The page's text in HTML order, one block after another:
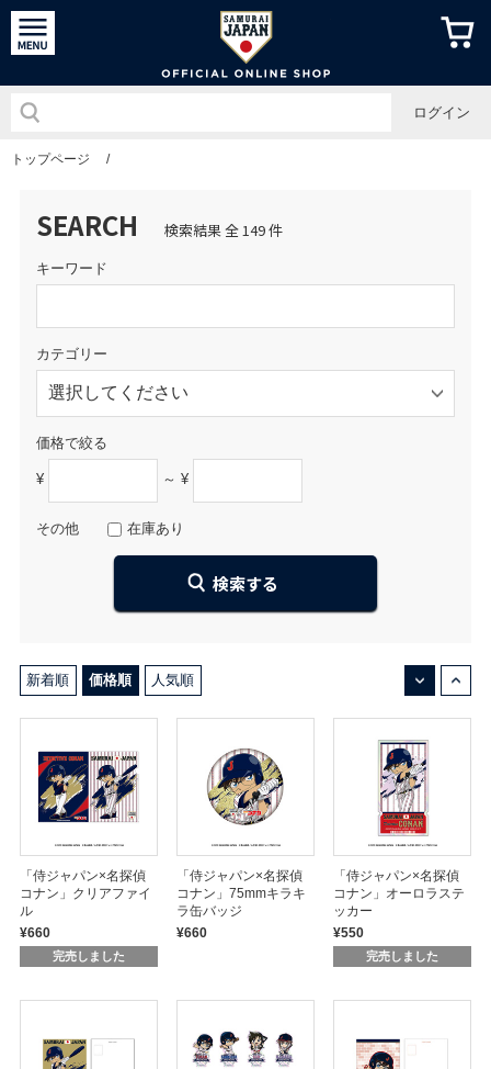
侍ジャパ
ログイン
トップページ /
SEARCH 検索結果 全 149 件
キーワード
カテゴリー
価格で絞る
¥ ～ ¥
その他 在庫あり
新着順 価格順 人気順
「侍ジャパン×名探偵
コナン」クリアファイ
ル
¥660
完売しました
「侍ジャパン×名探偵
コナン」75mmキラキ
ラ缶バッジ
¥660
「侍ジャパン×名探偵
コナン」オーロラステ
ッカー
¥550
完売しました